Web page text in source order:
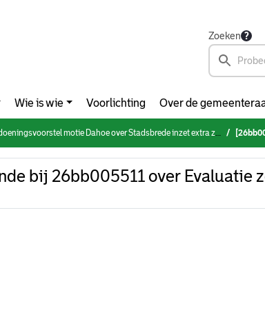
Zoeken
Wie is wie Voorlichting Over de
motie Dahoe over Stadsbrede inzet extra zondagopenstelling milieuparken Rotterdam
bij 26bb005511 over Evaluatie